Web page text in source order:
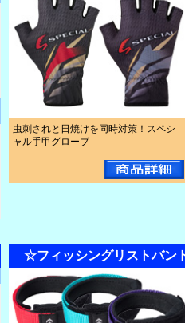
虫刺されと日焼けを同時対策！スペシ
ャル手甲グローブ
☆フィッシングリストバン